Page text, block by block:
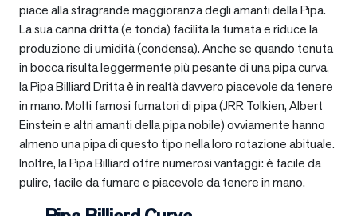
piace alla stragrande maggioranza degli amanti della Pipa.
La sua canna dritta (e tonda) facilita la fumata e riduce la
produzione di umidità (condensa). Anche se quando tenuta
in bocca risulta leggermente più pesante di una pipa curva,
la Pipa Billiard Dritta è in realtà davvero piacevole da tenere
in mano. Molti famosi fumatori di pipa (JRR Tolkien, Albert
Einstein e altri amanti della pipa nobile) ovviamente hanno
almeno una pipa di questo tipo nella loro rotazione abituale.
Inoltre, la Pipa Billiard offre numerosi vantaggi: è facile da
pulire, facile da fumare e piacevole da tenere in mano.